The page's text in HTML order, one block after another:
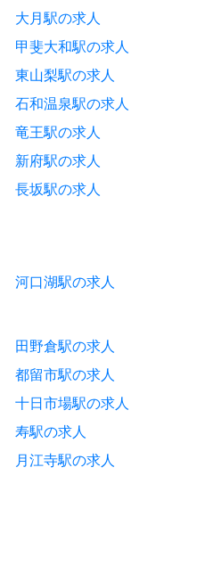
大月駅の求人
甲斐大和駅の求人
東山梨駅の求人
石和温泉駅の求人
竜王駅の求人
新府駅の求人
長坂駅の求人
河口湖駅の求人
田野倉駅の求人
都留市駅の求人
十日市場駅の求人
寿駅の求人
月江寺駅の求人